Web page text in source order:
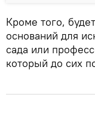
Кроме того,
оснований для
сада или
который до сих